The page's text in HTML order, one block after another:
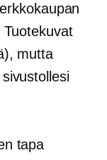
mutta
tapa